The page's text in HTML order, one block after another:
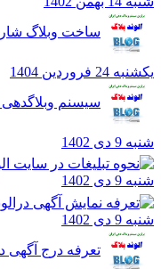
ساخت وبلاگ شارژی
1404
سیسنم وبلاگدهی
1402
1402
1402
تعرفه درج آگهی در